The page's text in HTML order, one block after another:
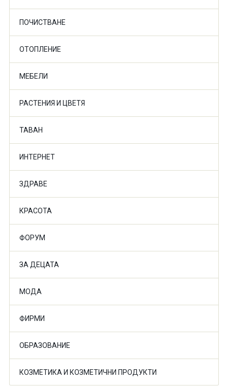
ПОЧИСТВАНЕ
ОТОПЛЕНИЕ
МЕБЕЛИ
РАСТЕНИЯ И ЦВЕТЯ
ТАВАН
ИНТЕРНЕТ
ЗДРАВЕ
КРАСОТА
ФОРУМ
ЗА ДЕЦАТА
МОДА
ФИРМИ
ОБРАЗОВАНИЕ
КОЗМЕТИКА И КОЗМЕТИЧНИ ПРОДУКТИ